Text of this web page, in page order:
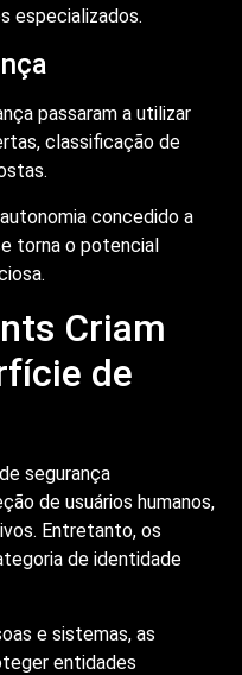
especializados.
passaram a utilizar
classificação de
concedido a
torna o potencial
Criam
de
segurança
de usuários humanos,
Entretanto, os
de identidade
e sistemas, as
entidades